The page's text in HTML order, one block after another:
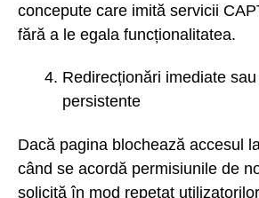
concepute care imită servicii
fără a le egala funcționalitatea.
Redirecționări imediate
persistente
Dacă pagina blochează accesul
când se acordă permisiunile de
solicită în mod repetat